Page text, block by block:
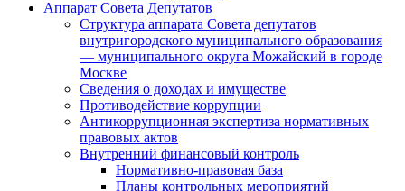
Аппарат Совета Депутатов
Структура аппарата Совета депутатов
внутригородского муниципального образования
— муниципального округа Можайский в городе
Москве
Сведения о доходах и имуществе
Противодействие коррупции
Антикоррупционная экспертиза нормативных
правовых актов
Внутренний финансовый контроль
Нормативно-правовая база
Планы контрольных мероприятий